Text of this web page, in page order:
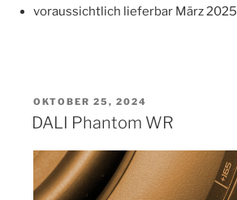
voraussichtlich lieferbar März 2025
VERÖFFENTLICHT
AM
OKTOBER 25, 2024
DALI Phantom WR